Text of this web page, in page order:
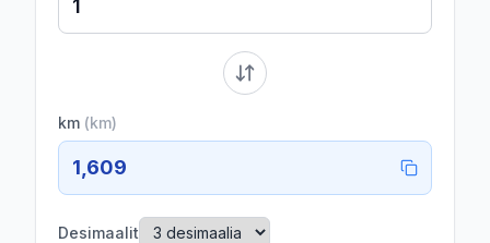
km (km)
1,609
Desimaalit